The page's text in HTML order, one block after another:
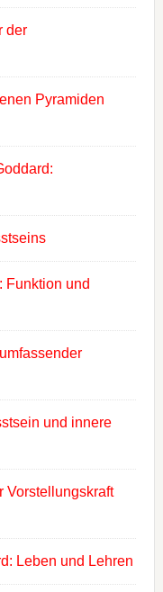
der
Pyramiden
Funktion und
und innere
Vorstellungskraft
Leben und Lehren